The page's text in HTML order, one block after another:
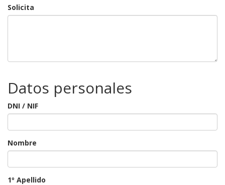
Solicita
Datos personales
DNI / NIF
Nombre
1º Apellido